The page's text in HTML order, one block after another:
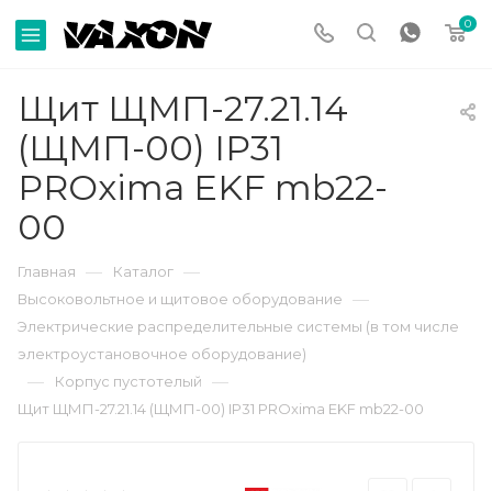
0
Щит ЩМП-27.21.14
(ЩМП-00) IP31
PROxima EKF mb22-
00
Главная — Каталог —
Высоковольтное и щитовое оборудование —
Электрические распределительные системы (в том числе
электроустановочное оборудование)
— Корпус пустотелый —
Щит ЩМП-27.21.14 (ЩМП-00) IP31 PROxima EKF mb22-00